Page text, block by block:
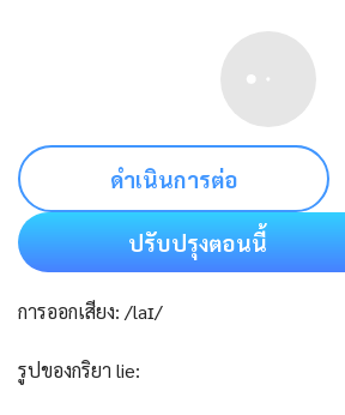
ดำเนินการต่อ
ปรับปรุงตอนนี้
การออกเสียง: /laɪ/
รูปของกริยา lie: